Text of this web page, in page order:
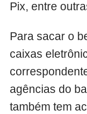
Pix, entre
Para sacar o
caixas
agências do
também tem